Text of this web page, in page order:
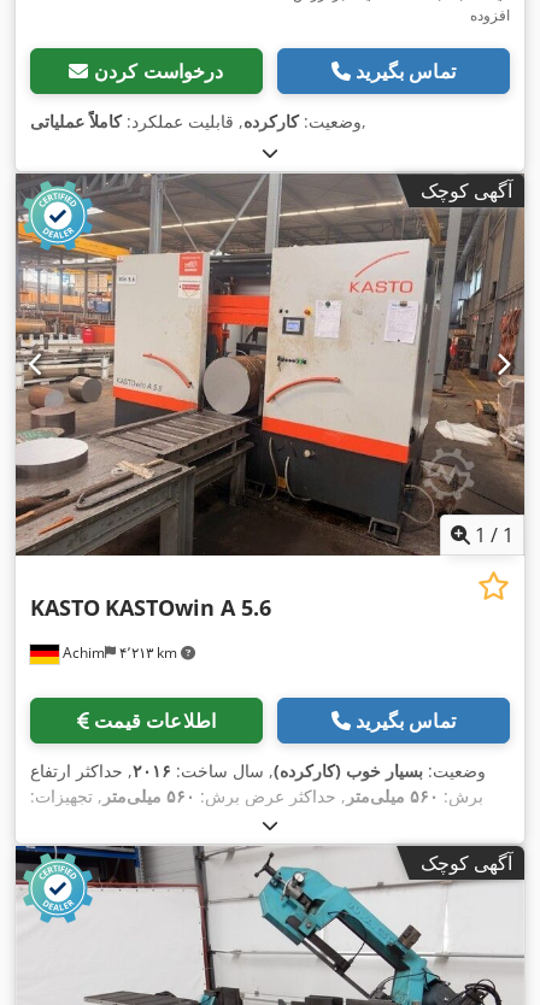
افزوده
درخواست کردن تماس بگیرید
وضعیت:کارکرده, قابلیت عملکرد:کاملاً عملیاتی ,
آگهی کوچک
1 / 1
Achim ۴٬۲۱۳ km
KASTO KASTOwin A 5.6
اطلاعات قیمت تماس بگیرید
وضعیت: بسیار خوب (کارکرده), سال ساخت: ۲۰۱۶, حداکثر ارتفاع
برش: ۵۶۰ میلی‌متر , حداکثر عرض برش: ۵۶۰ میلی‌متر
, تجهیزات:
آگهی کوچک